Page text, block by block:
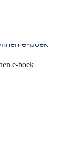
e-boek